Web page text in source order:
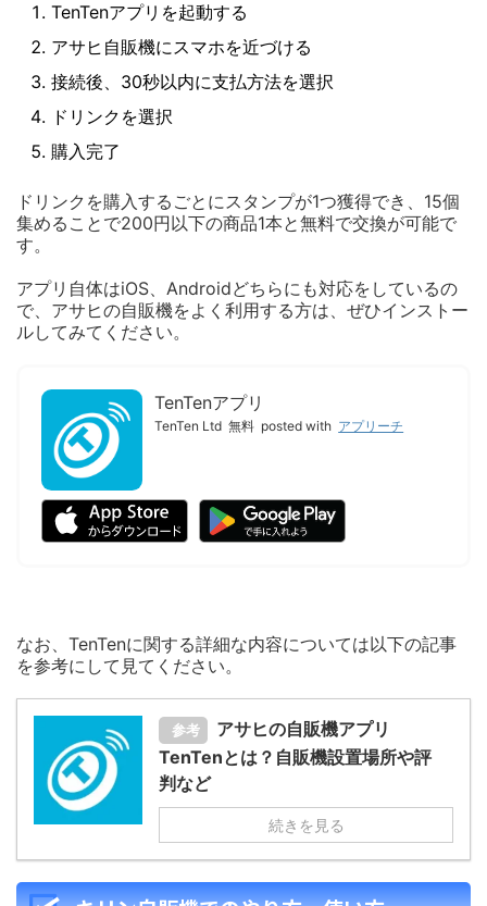
TenTenアプリを起動する
アサヒ自販機にスマホを近づける
接続後、30秒以内に支払方法を選択
ドリンクを選択
購入完了
ドリンクを購入するごとにスタンプが1つ獲得でき、15個
集めることで200円以下の商品1本と無料で交換が可能で
す。
アプリ自体はiOS、Androidどちらにも対応をしているの
で、アサヒの自販機をよく利用する方は、ぜひインストー
ルしてみてください。
TenTenアプリ
TenTen Ltd 無料 posted with アプリーチ
なお、TenTenに関する詳細な内容については以下の記事
を参考にして見てください。
参考
アサヒの自販機アプリ
TenTenとは？自販機設置場所や評
判など
続きを見る